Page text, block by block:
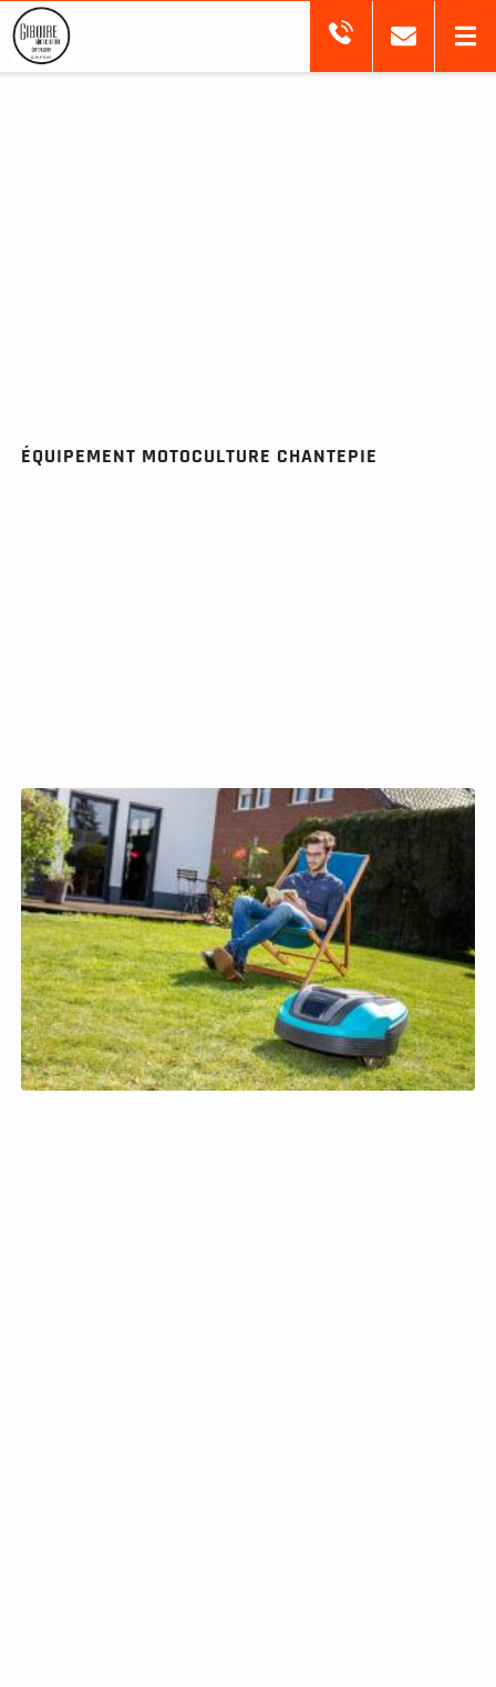
ÉQUIPEMENT MOTOCULTURE CHANTEPIE